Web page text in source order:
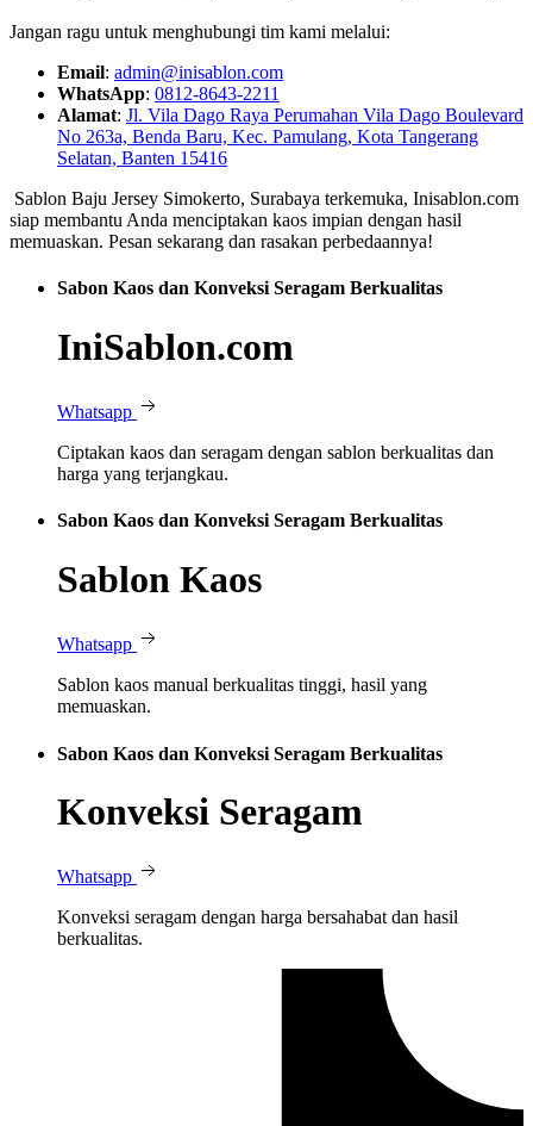
Jangan ragu untuk menghubungi tim kami melalui:
Email: admin@inisablon.com
WhatsApp: 0812-8643-2211
Alamat: Jl. Vila Dago Raya Perumahan Vila Dago Boulevard
No 263a, Benda Baru, Kec. Pamulang, Kota Tangerang
Selatan, Banten 15416
Sablon Baju Jersey Simokerto, Surabaya terkemuka, Inisablon.com
siap membantu Anda menciptakan kaos impian dengan hasil
memuaskan. Pesan sekarang dan rasakan perbedaannya!
Sabon Kaos dan Konveksi Seragam Berkualitas
IniSablon.com
Whatsapp
Ciptakan kaos dan seragam dengan sablon berkualitas dan
harga yang terjangkau.
Sabon Kaos dan Konveksi Seragam Berkualitas
Sablon Kaos
Whatsapp
Sablon kaos manual berkualitas tinggi, hasil yang
memuaskan.
Sabon Kaos dan Konveksi Seragam Berkualitas
Konveksi Seragam
Whatsapp
Konveksi seragam dengan harga bersahabat dan hasil
berkualitas.